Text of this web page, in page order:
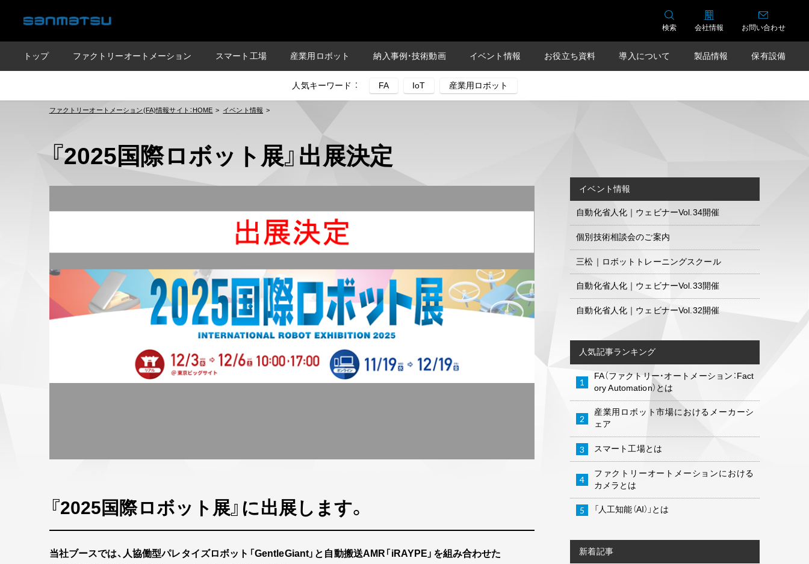
検索 会社情報 お問い合わせ
トップ ファクトリーオートメーション スマート工場 産業用ロボット 納入事例・技術動画 イベント情報 お役立ち資料 導入について 製品情報 保有設備
人気キーワード ：
ファクトリーオートメーション(FA)情報サイト：HOME イベント情報
『2025国際ロボット展』出展決定
『2025国際ロボット展』に出展します。
当社ブースでは、人協働型パレタイズロボット「GentleGiant」と自動搬送AMR「iRAYPE」を組み合わせた
イベント情報
自動化省人化｜ウェビナーVol.34開催
個別技術相談会のご案内
三松｜ロボットトレーニングスクール
自動化省人化｜ウェビナーVol.33開催
自動化省人化｜ウェビナーVol.32開催
人気記事ランキング
FA（ファクトリー・オートメーション：Fact
ory Automation）とは
産業用ロボット市場におけるメーカーシ
ェア
スマート工場とは
ファクトリーオートメーションにおける
カメラとは
「人工知能（AI）」とは
新着記事